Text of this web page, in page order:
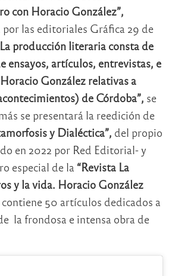
con Horacio González”,
las editoriales Gráfica 29 de
producción literaria consta de
ensayos, artículos, entrevistas, e
González relativas a
de Córdoba”, se
se presentará la reedición de
y Dialéctica”, del propio
en 2022 por Red Editorial- y
especial de la “Revista La
y la vida. Horacio González
contiene 50 artículos dedicados a
la frondosa e intensa obra de